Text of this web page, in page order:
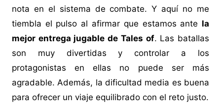
nota en el sistema de combate. Y aquí no me
tiembla el pulso al afirmar que estamos ante la
mejor entrega jugable de Tales of. Las batallas
son muy divertidas y controlar a los
protagonistas en ellas no puede ser más
agradable. Además, la dificultad media es buena
para ofrecer un viaje equilibrado con el reto justo.